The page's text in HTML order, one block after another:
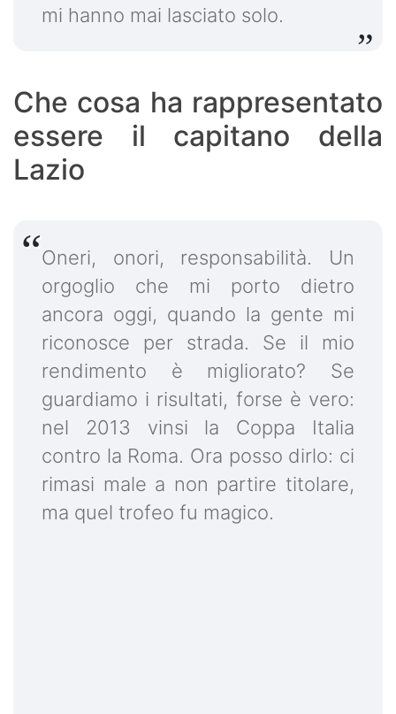
mi hanno mai lasciato solo.
Che cosa ha rappresentato
essere il capitano della
Lazio
Oneri, onori, responsabilità. Un
orgoglio che mi porto dietro
ancora oggi, quando la gente mi
riconosce per strada. Se il mio
rendimento è migliorato? Se
guardiamo i risultati, forse è vero:
nel 2013 vinsi la Coppa Italia
contro la Roma. Ora posso dirlo: ci
rimasi male a non partire titolare,
ma quel trofeo fu magico.